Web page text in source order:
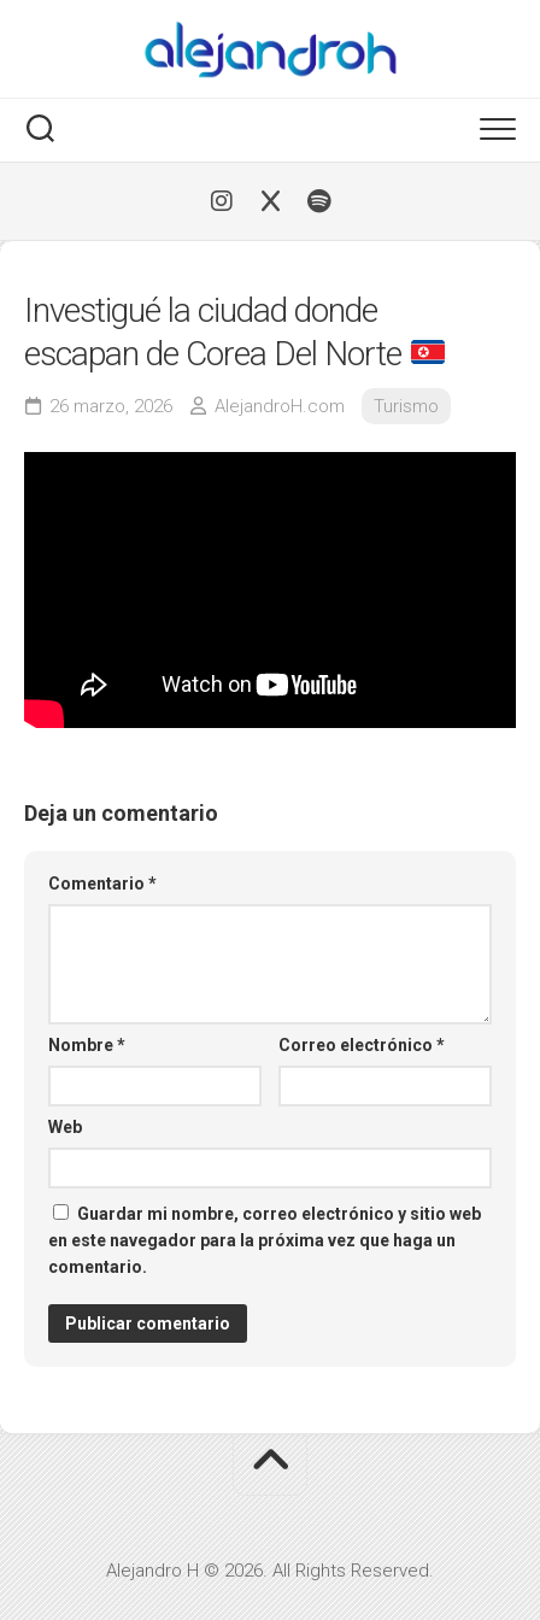
Investigué la ciudad donde
escapan de Corea Del Norte
26 marzo, 2026 AlejandroH.com Turismo
Deja un comentario
Comentario *
Nombre* Correo electrónico*
Web
Guardar mi nombre, correo electrónico y sitio web
en este navegador para la próxima vez que haga un
comentario.
Alejandro H © 2026. All Rights Reserved.